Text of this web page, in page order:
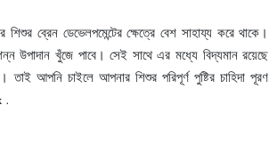
ব্রেন ডেভেলপমেন্টের ক্ষেত্রে বেশ সাহায্য করে থাকে।
উপাদান খুঁজে পাবে। সেই সাথে এর মধ্যে বিদ্যমান রয়েছে
আপনি চাইলে আপনার শিশুর পরিপূর্ণ পুষ্টির চাহিদা পূরণ
.